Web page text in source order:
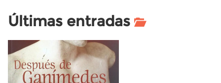
Últimas entradas